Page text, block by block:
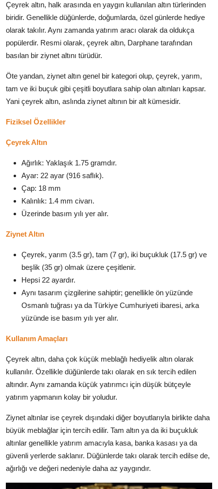
Çeyrek altın, halk arasında en yaygın kullanılan altın türlerinden
biridir. Genellikle düğünlerde, doğumlarda, özel günlerde hediye
olarak takılır. Aynı zamanda yatırım aracı olarak da oldukça
popülerdir. Resmi olarak, çeyrek altın, Darphane tarafından
basılan bir ziynet altını türüdür.
Öte yandan, ziynet altın genel bir kategori olup, çeyrek, yarım,
tam ve iki buçuk gibi çeşitli boyutlara sahip olan altınları kapsar.
Yani çeyrek altın, aslında ziynet altının bir alt kümesidir.
Fiziksel Özellikler
Çeyrek Altın
Ağırlık: Yaklaşık 1.75 gramdır.
Ayar: 22 ayar (916 saflık).
Çap: 18 mm
Kalınlık: 1.4 mm civarı.
Üzerinde basım yılı yer alır.
Ziynet Altın
Çeyrek, yarım (3.5 gr), tam (7 gr), iki buçukluk (17.5 gr) ve
beşlik (35 gr) olmak üzere çeşitlenir.
Hepsi 22 ayardır.
Aynı tasarım çizgilerine sahiptir; genellikle ön yüzünde
Osmanlı tuğrası ya da Türkiye Cumhuriyeti ibaresi, arka
yüzünde ise basım yılı yer alır.
Kullanım Amaçları
Çeyrek altın, daha çok küçük meblağlı hediyelik altın olarak
kullanılır. Özellikle düğünlerde takı olarak en sık tercih edilen
altındır. Aynı zamanda küçük yatırımcı için düşük bütçeyle
yatırım yapmanın kolay bir yoludur.
Ziynet altınlar ise çeyrek dışındaki diğer boyutlarıyla birlikte daha
büyük meblağlar için tercih edilir. Tam altın ya da iki buçukluk
altınlar genellikle yatırım amacıyla kasa, banka kasası ya da
güvenli yerlerde saklanır. Düğünlerde takı olarak tercih edilse de,
ağırlığı ve değeri nedeniyle daha az yaygındır.